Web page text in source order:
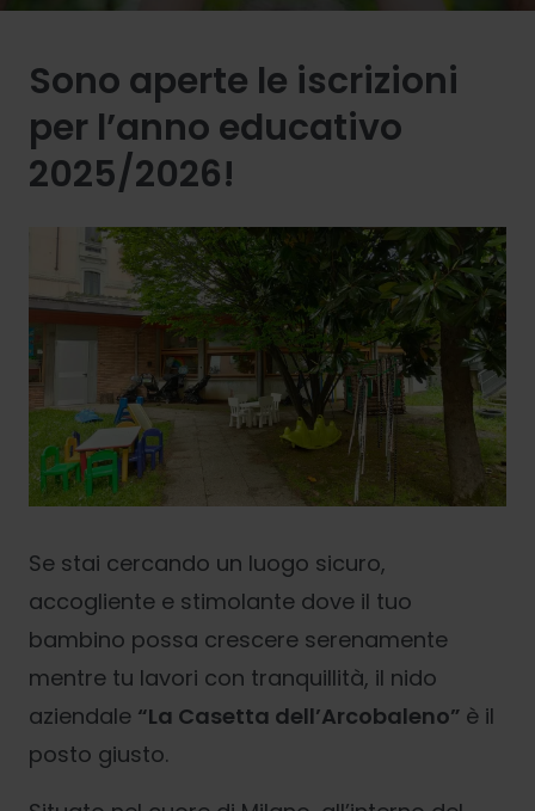
Sono aperte le iscrizioni
per l’anno educativo
2025/2026!
Se stai cercando un luogo sicuro,
accogliente e stimolante dove il tuo
bambino possa crescere serenamente
mentre tu lavori con tranquillità, il nido
aziendale “La Casetta dell’Arcobaleno” è il
posto giusto.